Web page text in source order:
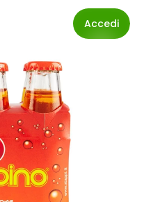
Accedi